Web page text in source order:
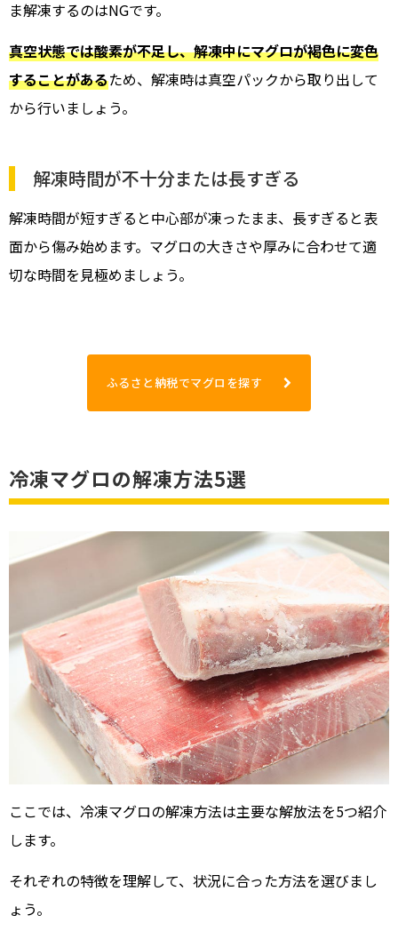
ま解凍するのはNGです。
真空状態では酸素が不足し、解凍中にマグロが褐色に変色
することがあるため、解凍時は真空パックから取り出して
から行いましょう。
解凍時間が不十分または長すぎる
解凍時間が短すぎると中心部が凍ったまま、長すぎると表
面から傷み始めます。マグロの大きさや厚みに合わせて適
切な時間を見極めましょう。
ふるさと納税でマグロを探す
冷凍マグロの解凍方法5選
ここでは、冷凍マグロの解凍方法は主要な解放法を5つ紹介
します。
それぞれの特徴を理解して、状況に合った方法を選びまし
ょう。